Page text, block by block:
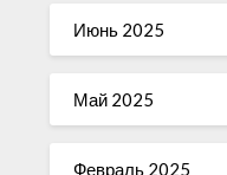
Июнь 2025
Май 2025
Февраль 2025